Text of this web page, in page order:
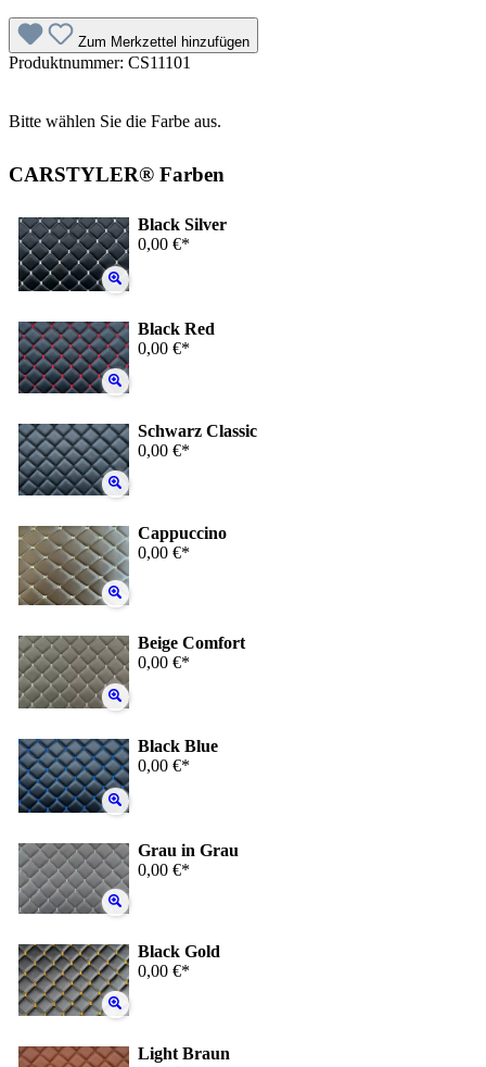
Zum Merkzettel hinzufügen
Produktnummer: CS11101
Bitte wählen Sie die Farbe aus.
CARSTYLER® Farben
Black Silver
0,00 €*
Black Red
0,00 €*
Schwarz Classic
0,00 €*
Cappuccino
0,00 €*
Beige Comfort
0,00 €*
Black Blue
0,00 €*
Grau in Grau
0,00 €*
Black Gold
0,00 €*
Light Braun